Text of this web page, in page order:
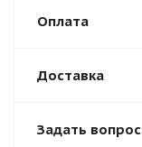
Оплата
Доставка
Задать вопрос